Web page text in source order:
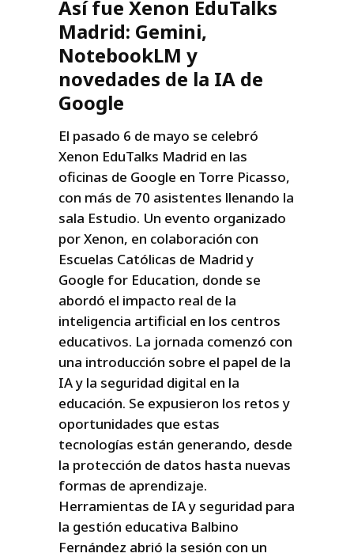
Así fue Xenon EduTalks
Madrid: Gemini,
NotebookLM y
novedades de la IA de
Google
El pasado 6 de mayo se celebró
Xenon EduTalks Madrid en las
oficinas de Google en Torre Picasso,
con más de 70 asistentes llenando la
sala Estudio. Un evento organizado
por Xenon, en colaboración con
Escuelas Católicas de Madrid y
Google for Education, donde se
abordó el impacto real de la
inteligencia artificial en los centros
educativos. La jornada comenzó con
una introducción sobre el papel de la
IA y la seguridad digital en la
educación. Se expusieron los retos y
oportunidades que estas
tecnologías están generando, desde
la protección de datos hasta nuevas
formas de aprendizaje.
Herramientas de IA y seguridad para
la gestión educativa Balbino
Fernández abrió la sesión con un